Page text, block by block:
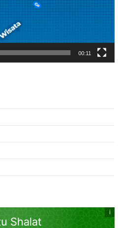
00:11